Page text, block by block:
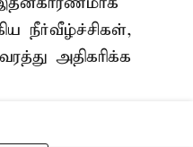
நீர்வீழ்ச்சிகள்,
அதிகரிக்க